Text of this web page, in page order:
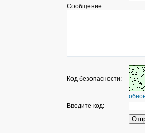
Сообщение:
Код безопасности:
Введите код: